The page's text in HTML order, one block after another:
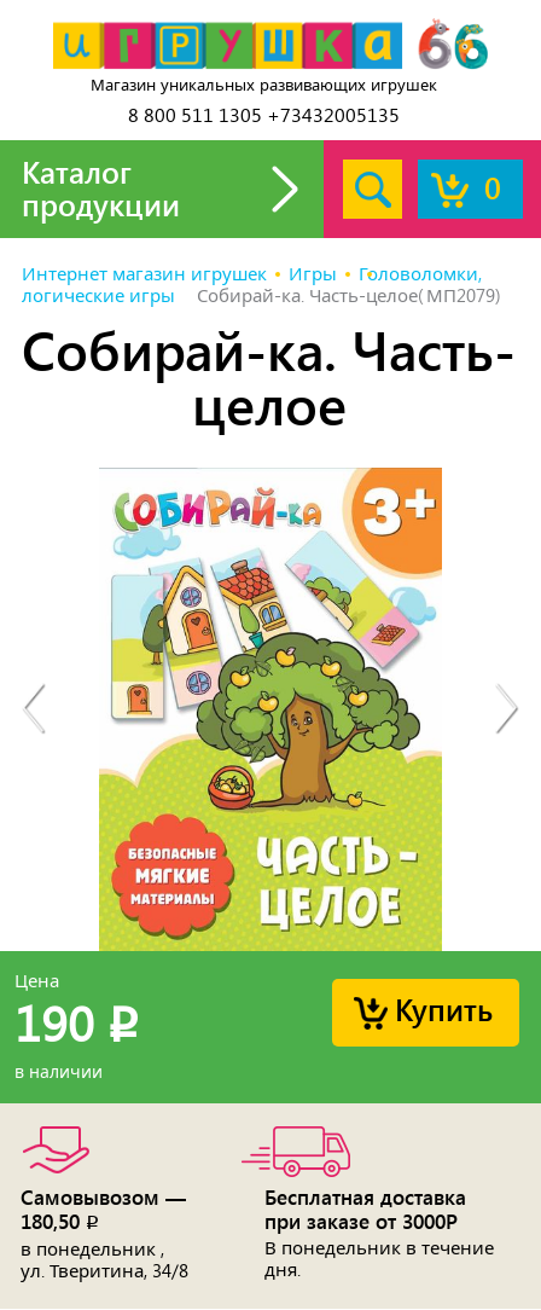
Магазин уникальных развивающих игрушек
8 800 511 1305 +73432005135
0
Каталог
продукции
Интернет магазин игрушек Игры
Головоломки,
логические игры
Собирай-ка. Часть-целое(МП2079)
Собирай-ка. Часть-
целое
Купить
Цена
190 p
в наличии
Самовывозом —
180,50 p
в понедельник ,
ул. Тверитина, 34/8
Бесплатная доставка
при заказе от 3000Р
В понедельник в течение
дня.